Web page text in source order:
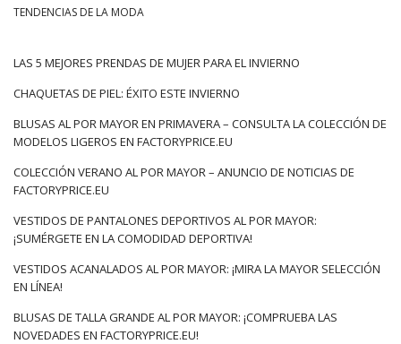
mujer al por mayor ¡!
Tendencias para la temporada
primavera/verano 2022 – resumen
casual y, en cambio, buscamos soluciones originales
inspiradas en las tendencias. Tampoco dudamos en recurrir a
soluciones cómodas de ropa para el hogar, de ahí la
avalancha de cómodos pantalones de algodón y conjuntos
TENDENCIAS DE LA MODA
LAS 5 MEJORES PRENDAS DE MUJER PARA EL INVIERNO
CHAQUETAS DE PIEL: ÉXITO ESTE INVIERNO
BLUSAS AL POR MAYOR EN PRIMAVERA – CONSULTA LA COLECCIÓN DE
MODELOS LIGEROS EN FACTORYPRICE.EU
COLECCIÓN VERANO AL POR MAYOR – ANUNCIO DE NOTICIAS DE
FACTORYPRICE.EU
VESTIDOS DE PANTALONES DEPORTIVOS AL POR MAYOR:
¡SUMÉRGETE EN LA COMODIDAD DEPORTIVA!
VESTIDOS ACANALADOS AL POR MAYOR: ¡MIRA LA MAYOR SELECCIÓN
EN LÍNEA!
BLUSAS DE TALLA GRANDE AL POR MAYOR: ¡COMPRUEBA LAS
NOVEDADES EN FACTORYPRICE.EU!